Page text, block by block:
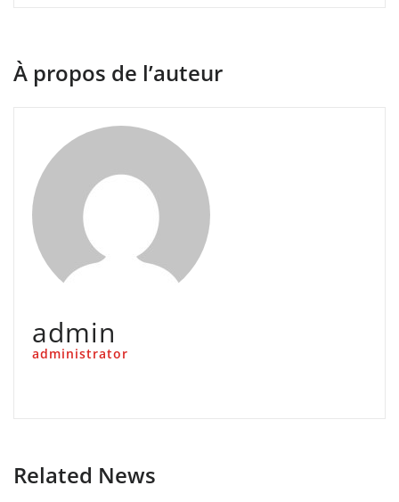
À propos de l’auteur
admin
administrator
Related News